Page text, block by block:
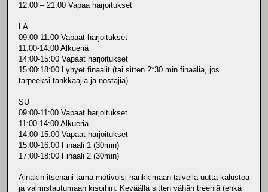
12:00 – 21:00 Vapaa harjoitukset
LA
09:00-11:00 Vapaat harjoitukset
11:00-14:00 Alkueriä
14:00-15:00 Vapaat harjoitukset
15:00:18:00 Lyhyet finaalit (tai sitten 2*30 min finaalia, jos
tarpeeksi tankkaajia ja nostajia)
SU
09:00-11:00 Vapaat harjoitukset
11:00-14:00 Alkueriä
14:00-15:00 Vapaat harjoitukset
15:00-16:00 Finaali 1 (30min)
17:00-18:00 Finaali 2 (30min)
Ainakin itsenäni tämä motivoisi hankkimaan talvella uutta kalustoa
ja valmistautumaan kisoihin. Keväällä sitten vähän treeniä (ehkä